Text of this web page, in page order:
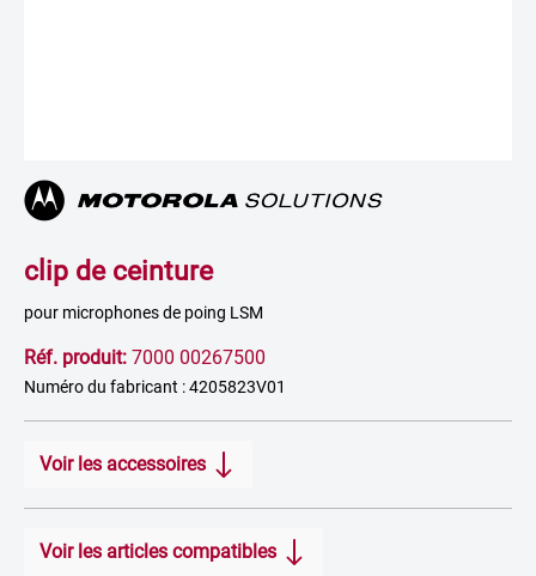
clip de ceinture
pour microphones de poing LSM
Réf. produit: 7000 00267500
Numéro du fabricant : 4205823V01
Voir les accessoires
Voir les articles compatibles